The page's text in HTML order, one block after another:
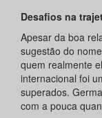
Desafios na
Apesar da boa
sugestão do
quem realmente
internacional foi
superados.
com a pouca